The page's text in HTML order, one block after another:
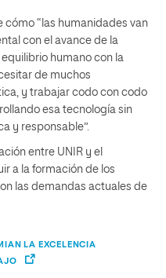
cómo “las humanidades van
con el avance de la
humano con la
de muchos
y trabajar codo con codo
esa tecnología sin
y responsable”.
entre UNIR y el
a la formación de los
las demandas actuales de
LA EXCELENCIA